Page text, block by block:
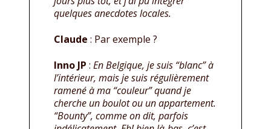
quelques anecdotes locales.
Claude : Par exemple ?
Inno JP : En Belgique, je suis “blanc” à
l’intérieur, mais je suis régulièrement
ramené à ma “couleur” quand je
cherche un boulot ou un appartement.
“Bounty”, comme on dit, parfois